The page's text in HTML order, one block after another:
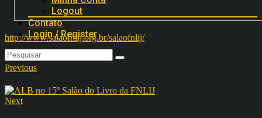
Logout
Contato
Login / Register
http://www.salaofnlij.org.br/salaofnlij/
Previous
Next